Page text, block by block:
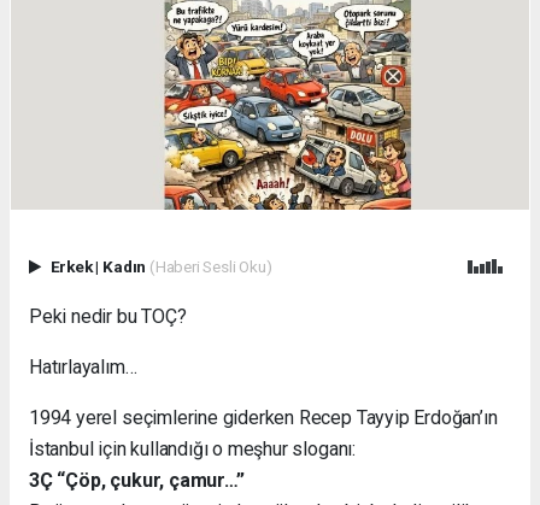
Erkek| Kadın (Haberi Sesli Oku)
Peki nedir bu TOÇ?
Hatırlayalım…
1994 yerel seçimlerine giderken Recep Tayyip Erdoğan’ın
İstanbul için kullandığı o meşhur sloganı:
3Ç “Çöp, çukur, çamur…”